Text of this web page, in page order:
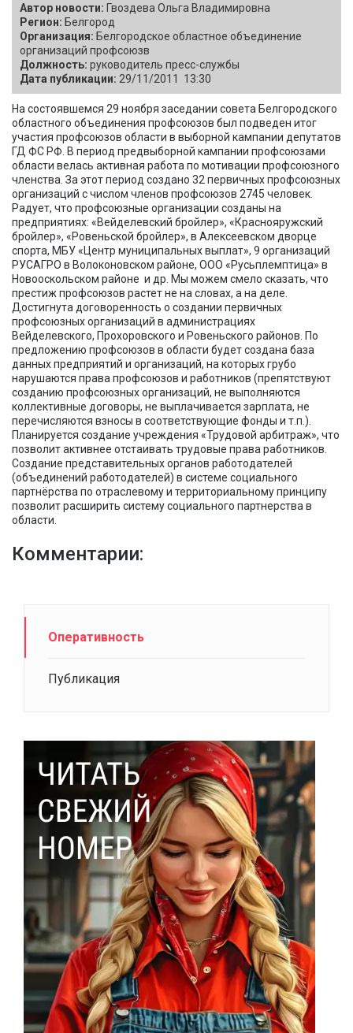
Автор новости: Гвоздева Ольга Владимировна
Регион: Белгород
Организация: Белгородское областное объединение
организаций профсоюзв
Должность: руководитель пресс-службы
Дата публикации: 29/11/2011 13:30
На состоявшемся 29 ноября заседании совета Белгородского
областного объединения профсоюзов был подведен итог
участия профсоюзов области в выборной кампании депутатов
ГД ФС РФ. В период предвыборной кампании профсоюзами
области велась активная работа по мотивации профсоюзного
членства. За этот период создано 32 первичных профсоюзных
организаций с числом членов профсоюзов 2745 человек.
Радует, что профсоюзные организации созданы на
предприятиях: «Вейделевский бройлер», «Краснояружский
бройлер», «Ровеньской бройлер», в Алексеевском дворце
спорта, МБУ «Центр муниципальных выплат», 9 организаций
РУСАГРО в Волоконовском районе, ООО «Русьплемптица» в
Новооскольском районе и др. Мы можем смело сказать, что
престиж профсоюзов растет не на словах, а на деле.
Достигнута договоренность о создании первичных
профсоюзных организаций в администрациях
Вейделевского, Прохоровского и Ровеньского районов. По
предложению профсоюзов в области будет создана база
данных предприятий и организаций, на которых грубо
нарушаются права профсоюзов и работников (препятствуют
созданию профсоюзных организаций, не выполняются
коллективные договоры, не выплачивается зарплата, не
перечисляются взносы в соответствующие фонды и т.п.).
Планируется создание учреждения «Трудовой арбитраж», что
позволит активнее отстаивать трудовые права работников.
Создание представительных органов работодателей
(объединений работодателей) в системе социального
партнёрства по отраслевому и территориальному принципу
позволит расширить систему социального партнерства в
области.
Комментарии:
Оперативность
Публикация